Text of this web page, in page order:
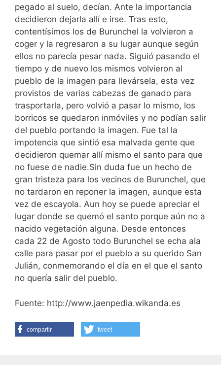
pegado al suelo, decían. Ante la importancia
decidieron dejarla allí e irse. Tras esto,
contentísimos los de Burunchel la volvieron a
coger y la regresaron a su lugar aunque según
ellos no parecía pesar nada. Siguió pasando el
tiempo y de nuevo los mismos volvieron al
pueblo de la imagen para llevársela, esta vez
provistos de varias cabezas de ganado para
trasportarla, pero volvió a pasar lo mismo, los
borricos se quedaron inmóviles y no podían salir
del pueblo portando la imagen. Fue tal la
impotencia que sintió esa malvada gente que
decidieron quemar allí mismo el santo para que
no fuese de nadie.Sin duda fue un hecho de
gran tristeza para los vecinos de Burunchel, que
no tardaron en reponer la imagen, aunque esta
vez de escayola. Aun hoy se puede apreciar el
lugar donde se quemó el santo porque aún no a
nacido vegetación alguna. Desde entonces
cada 22 de Agosto todo Burunchel se echa ala
calle para pasar por el pueblo a su querido San
Julián, conmemorando el día en el que el santo
no quería salir del pueblo.
Fuente: http://www.jaenpedia.wikanda.es
compartir tweet